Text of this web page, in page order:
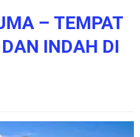
– TEMPAT
INDAH DI